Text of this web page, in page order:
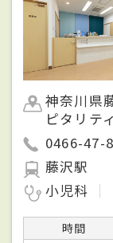
神奈川県
ピタリテ
0466-47-
藤沢駅
小児科
時間